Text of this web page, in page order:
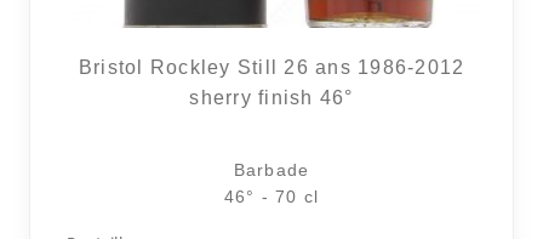
Bristol Rockley Still 26 ans 1986-2012
sherry finish 46°
Barbade
46° - 70 cl